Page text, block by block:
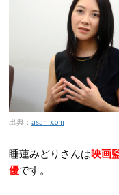
出典： asahi.com
睡蓮みどりさんは映画
優です。